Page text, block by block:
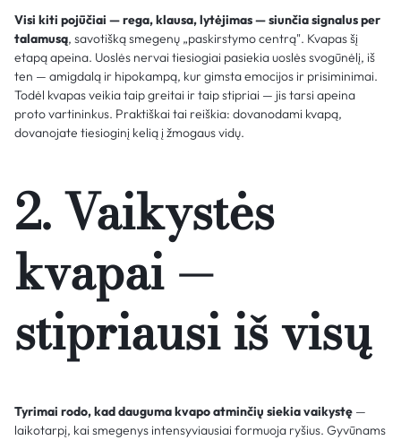
Visi kiti pojūčiai — rega, klausa, lytėjimas — siunčia signalus per
talamusą, savotišką smegenų „paskirstymo centrą". Kvapas šį
etapą apeina. Uoslės nervai tiesiogiai pasiekia uoslės svogūnėlį, iš
ten — amigdalą ir hipokampą, kur gimsta emocijos ir prisiminimai.
Todėl kvapas veikia taip greitai ir taip stipriai — jis tarsi apeina
proto vartininkus. Praktiškai tai reiškia: dovanodami kvapą,
dovanojate tiesioginį kelią į žmogaus vidų.
2. Vaikystės
kvapai —
stipriausi iš visų
Tyrimai rodo, kad dauguma kvapo atminčių siekia vaikystę —
laikotarpį, kai smegenys intensyviausiai formuoja ryšius. Gyvūnams